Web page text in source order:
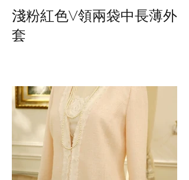
淺粉紅色V領兩袋中長薄外
套